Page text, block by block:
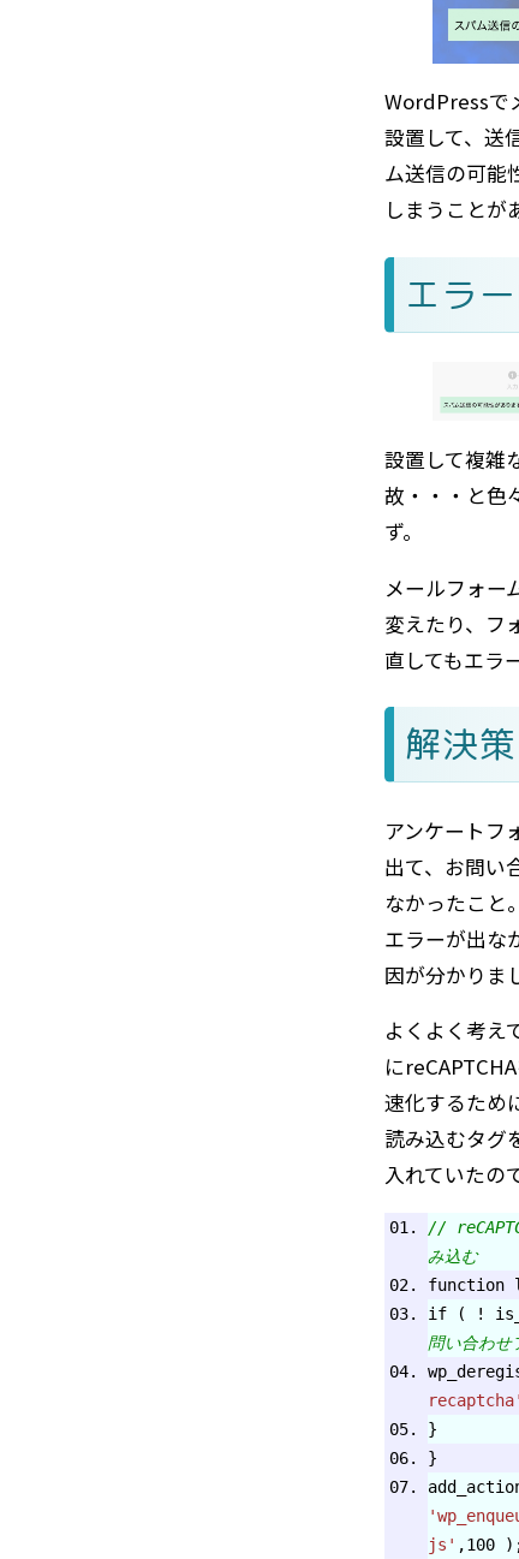
WordPressで
設置して、送
ム送信の可能
しまうことが
エラ
設置して複雑
故・・・と色
ず。
メールフォー
変えたり、フ
直してもエラ
解決策
アンケートフ
出て、お問い
なかったこと
エラーが出な
因が分かりま
よくよく考え
に
速化するため
読み込むタ
入れていたの
//
み込む
function
if ( !
問い合わせ
recaptcha'
}
}
js' ,100